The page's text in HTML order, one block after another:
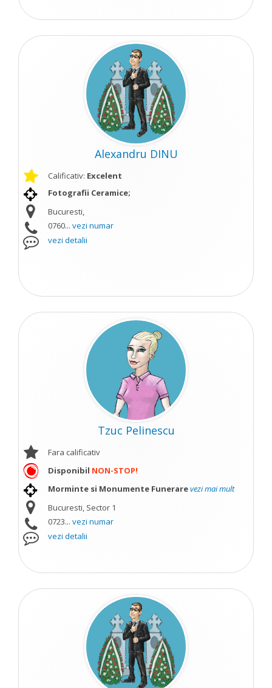
Alexandru DINU
Calificativ: Excelent
Fotografii Ceramice;
Bucuresti,
0760... vezi numar
vezi detalii
Tzuc Pelinescu
Fara calificativ
Disponibil NON-STOP!
Morminte si Monumente Funerarevezi mai mult
Bucuresti, Sector 1
0723... vezi numar
vezi detalii